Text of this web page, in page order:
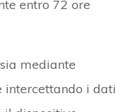
entro 72 ore
mediante
intercettando i dati